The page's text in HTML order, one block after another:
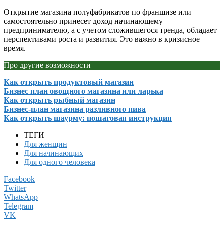
Открытие магазина полуфабрикатов по франшизе или
самостоятельно принесет доход начинающему
предпринимателю, а с учетом сложившегося тренда, обладает
перспективами роста и развития. Это важно в кризисное
время.
Про другие возможности
Как открыть продуктовый магазин
Бизнес план овощного магазина или ларька
Как открыть рыбный магазин
Бизнес-план магазина разливного пива
Как открыть шаурму: пошаговая инструкция
ТЕГИ
Для женщин
Для начинающих
Для одного человека
Facebook
Twitter
WhatsApp
Telegram
VK